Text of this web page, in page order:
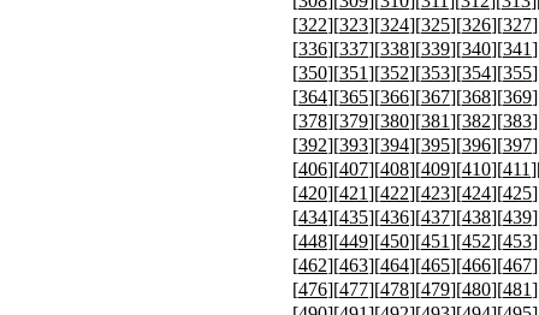
[322][323][324][325][326][327
[336][337][338][339][340][341
[350][351][352][353][354][355
[364][365][366][367][368][369
[378][379][380][381][382][383
[392][393][394][395][396][397
[406][407][408][409][410][411
[420][421][422][423][424][425
[434][435][436][437][438][439
[448][449][450][451][452][453
[462][463][464][465][466][467
[476][477][478][479][480][481